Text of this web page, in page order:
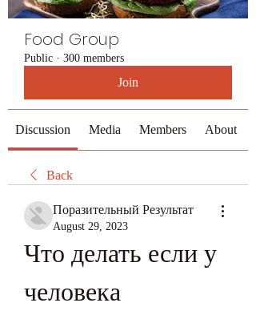
Food Group
Public · 300 members
Join
Discussion Media Members About
Back
Поразительный Результат
August 29, 2023
Что делать если у
человека